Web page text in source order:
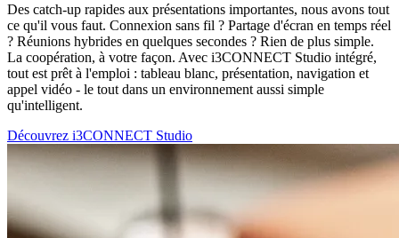
Des catch-up rapides aux présentations importantes, nous avons tout
ce qu'il vous faut. Connexion sans fil ? Partage d'écran en temps réel
? Réunions hybrides en quelques secondes ? Rien de plus simple.
La coopération, à votre façon. Avec i3CONNECT Studio intégré,
tout est prêt à l'emploi : tableau blanc, présentation, navigation et
appel vidéo - le tout dans un environnement aussi simple
qu'intelligent.
Découvrez i3CONNECT Studio